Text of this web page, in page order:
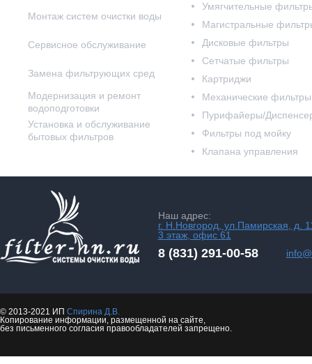
Монтаж систем очистки воды
Сервисное обслуживание
Замена фильтрующих сред
Модернизация и ремонт
водоподготовки
Установка и обслуживание
бытовых фильтров
Умягчительные
Магистральные
Дисковые фильтры
Сетчатые фильтры
Картриджи
Механические фильтры
Пурифайеры/
Фильтры под мойку
Клапана управления
Наш адрес:
г. Н.Новгород, ул.Памирская, д.
3 этаж, офис 61
8 (831) 291-00-58
© 2013-2021 ИП Спирина Д.В.
Копирование информации, размещенной на сайте,
без письменного согласия правообладателей запрещено.